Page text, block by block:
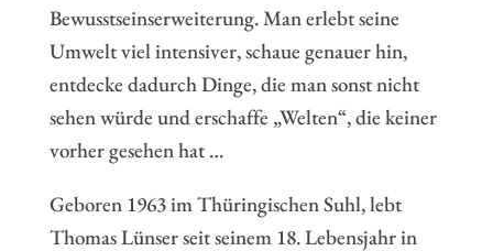
Bewusstseinserweiterung. Man erlebt seine
Umwelt viel intensiver, schaue genauer hin,
entdecke dadurch Dinge, die man sonst nicht
sehen würde und erschaffe „Welten“, die keiner
vorher gesehen hat …
Geboren 1963 im Thüringischen Suhl, lebt
Thomas Lünser seit seinem 18. Lebensjahr in